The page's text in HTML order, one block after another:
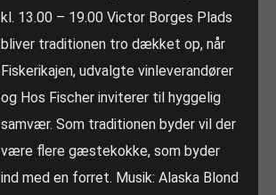
kl. 13.00 – 19.00 Victor Borges Plads
bliver traditionen tro dækket op, når
Fiskerikajen, udvalgte vinleverandører
og Hos Fischer inviterer til hyggelig
samvær. Som traditionen byder vil der
være flere gæstekokke, som byder
ind med en forret. Musik: Alaska Blond